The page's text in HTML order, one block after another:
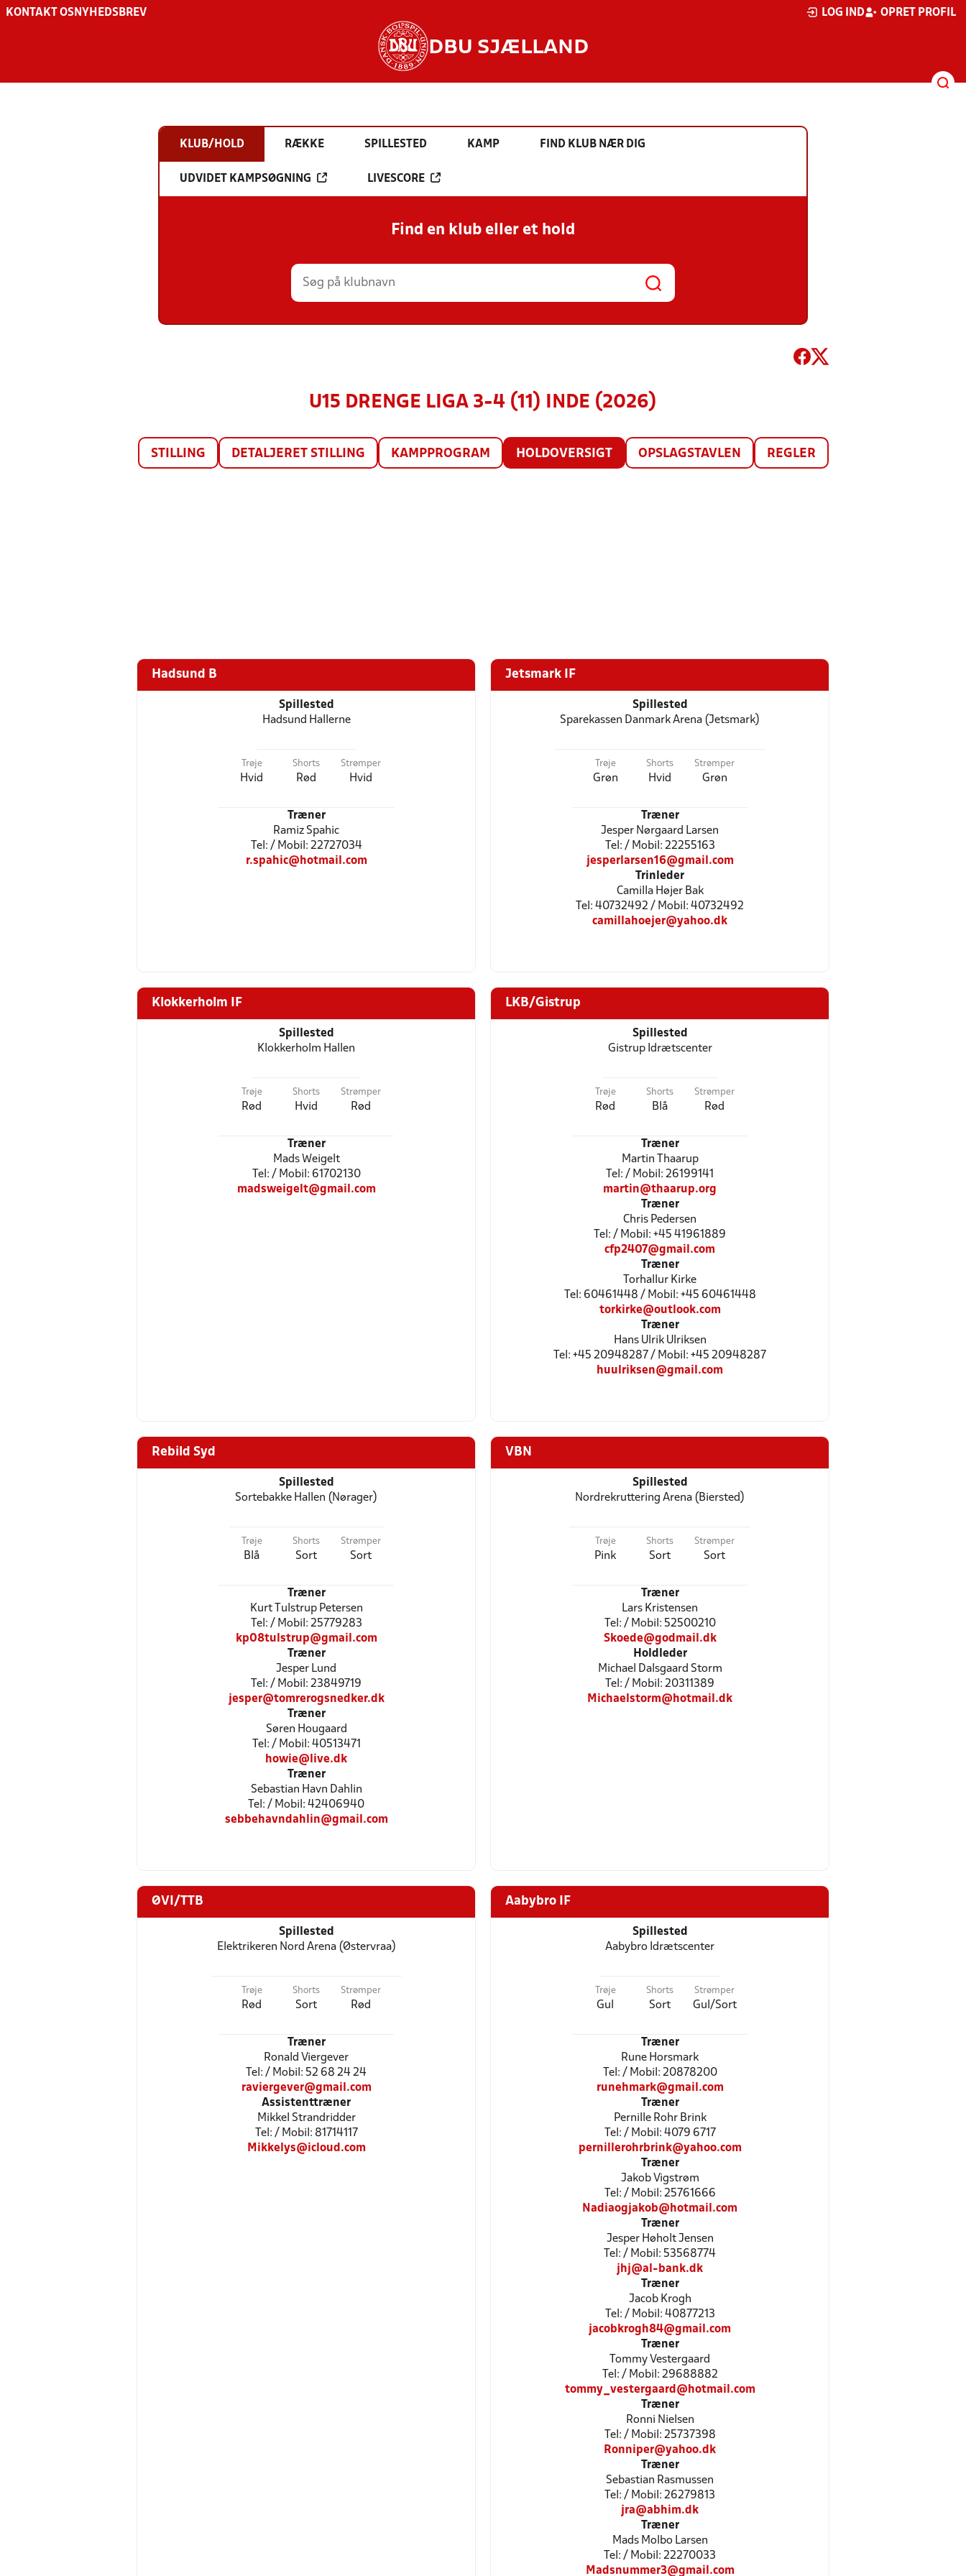
KONTAKT OS NYHEDSBREV LOG IND OPRET PROFIL
DBU SJÆLLAND
KLUB/HOLD RÆKKE SPILLESTED KAMP FIND KLUB NÆR DIG
UDVIDET KAMPSØGNING LIVESCORE
Find en klub eller et hold
U15 DRENGE LIGA 3-4 (11) INDE (2026)
STILLING DETALJERET STILLING KAMPPROGRAM HOLDOVERSIGT OPSLAGSTAVLEN REGLER
Hadsund B
Spillested
Hadsund Hallerne
Trøje
Hvid
Shorts
Rød
Strømper
Hvid
Træner
Ramiz Spahic
Tel: / Mobil: 22727034
r.spahic@hotmail.com
Jetsmark IF
Spillested
Sparekassen Danmark Arena (Jetsmark)
Trøje
Grøn
Shorts
Hvid
Strømper
Grøn
Træner
Jesper Nørgaard Larsen
Tel: / Mobil: 22255163
jesperlarsen16@gmail.com
Trinleder
Camilla Højer Bak
Tel: 40732492 / Mobil: 40732492
camillahoejer@yahoo.dk
Klokkerholm IF
Spillested
Klokkerholm Hallen
Trøje
Rød
Shorts
Hvid
Strømper
Rød
Træner
Mads Weigelt
Tel: / Mobil: 61702130
madsweigelt@gmail.com
LKB/Gistrup
Spillested
Gistrup Idrætscenter
Trøje
Rød
Shorts
Blå
Strømper
Rød
Træner
Martin Thaarup
Tel: / Mobil: 26199141
martin@thaarup.org
Træner
Chris Pedersen
Tel: / Mobil: +45 41961889
cfp2407@gmail.com
Træner
Torhallur Kirke
Tel: 60461448 / Mobil: +45 60461448
torkirke@outlook.com
Træner
Hans Ulrik Ulriksen
Tel: +45 20948287 / Mobil: +45 20948287
huulriksen@gmail.com
Rebild Syd
Spillested
Sortebakke Hallen (Nørager)
Trøje
Blå
Shorts
Sort
Strømper
Sort
Træner
Kurt Tulstrup Petersen
Tel: / Mobil: 25779283
kp08tulstrup@gmail.com
Træner
Jesper Lund
Tel: / Mobil: 23849719
jesper@tomrerogsnedker.dk
Træner
Søren Hougaard
Tel: / Mobil: 40513471
howie@live.dk
Træner
Sebastian Havn Dahlin
Tel: / Mobil: 42406940
sebbehavndahlin@gmail.com
VBN
Spillested
Nordrekruttering Arena (Biersted)
Trøje
Pink
Shorts
Sort
Strømper
Sort
Træner
Lars Kristensen
Tel: / Mobil: 52500210
Skoede@godmail.dk
Holdleder
Michael Dalsgaard Storm
Tel: / Mobil: 20311389
Michaelstorm@hotmail.dk
ØVI/TTB
Spillested
Elektrikeren Nord Arena (Østervraa)
Trøje
Rød
Shorts
Sort
Strømper
Rød
Træner
Ronald Viergever
Tel: / Mobil: 52 68 24 24
raviergever@gmail.com
Assistenttræner
Mikkel Strandridder
Tel: / Mobil: 81714117
Mikkelys@icloud.com
Aabybro IF
Spillested
Aabybro Idrætscenter
Trøje
Gul
Shorts
Sort
Strømper
Gul/Sort
Træner
Rune Horsmark
Tel: / Mobil: 20878200
runehmark@gmail.com
Træner
Pernille Rohr Brink
Tel: / Mobil: 4079 6717
pernillerohrbrink@yahoo.com
Træner
Jakob Vigstrøm
Tel: / Mobil: 25761666
Nadiaogjakob@hotmail.com
Træner
Jesper Høholt Jensen
Tel: / Mobil: 53568774
jhj@al-bank.dk
Træner
Jacob Krogh
Tel: / Mobil: 40877213
jacobkrogh84@gmail.com
Træner
Tommy Vestergaard
Tel: / Mobil: 29688882
tommy_vestergaard@hotmail.com
Træner
Ronni Nielsen
Tel: / Mobil: 25737398
Ronniper@yahoo.dk
Træner
Sebastian Rasmussen
Tel: / Mobil: 26279813
jra@abhim.dk
Træner
Mads Molbo Larsen
Tel: / Mobil: 22270033
Madsnummer3@gmail.com